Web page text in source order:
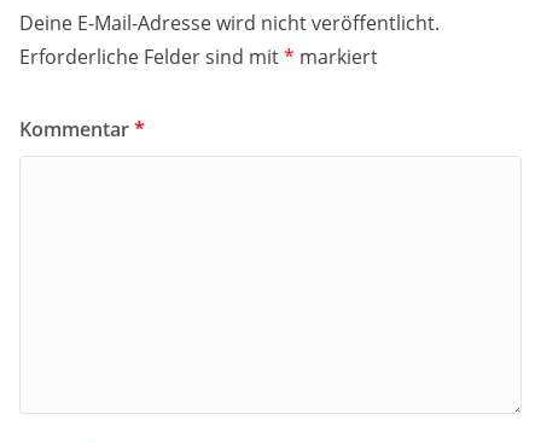
Deine E-Mail-Adresse wird nicht veröffentlicht.
Erforderliche Felder sind mit* markiert
Kommentar*